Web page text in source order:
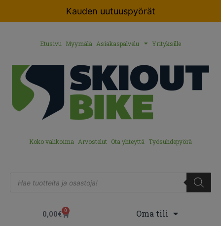
Kauden uutuuspyörät
Etusivu Myymälä Asiakaspalvelu Yrityksille
Koko valikoima Arvostelut Ota yhteyttä Työsuhdepyörä
0,00€ 0 Oma tili